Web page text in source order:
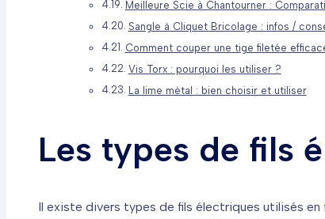
Meilleure Scie à Chantourner :
Sangle à Cliquet Bricolage : infos /
Comment couper une tige filetée
Vis Torx : pourquoi les utiliser ?
La lime métal : bien choisir et utiliser
Les types de fils
Il existe divers types de fils électriques utilisés en